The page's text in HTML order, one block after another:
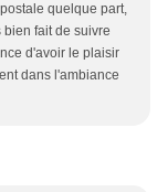
quelque part,
bien fait de suivre
d'avoir le plaisir
dans l'ambiance